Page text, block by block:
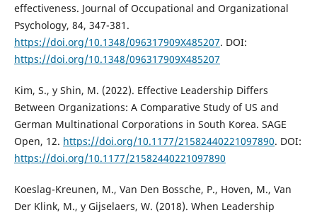
effectiveness. Journal of Occupational and Organizational
Psychology, 84, 347-381.
https://doi.org/10.1348/096317909X485207. DOI:
https://doi.org/10.1348/096317909X485207
Kim, S., y Shin, M. (2022). Effective Leadership Differs
Between Organizations: A Comparative Study of US and
German Multinational Corporations in South Korea. SAGE
Open, 12. https://doi.org/10.1177/21582440221097890. DOI:
https://doi.org/10.1177/21582440221097890
Koeslag-Kreunen, M., Van Den Bossche, P., Hoven, M., Van
Der Klink, M., y Gijselaers, W. (2018). When Leadership